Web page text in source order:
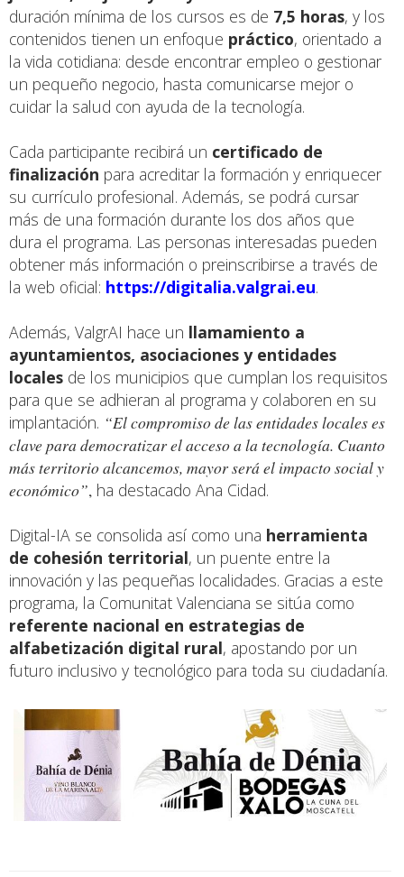
duración mínima de los cursos es de 7,5 horas, y los
contenidos tienen un enfoque práctico, orientado a
la vida cotidiana: desde encontrar empleo o gestionar
un pequeño negocio, hasta comunicarse mejor o
cuidar la salud con ayuda de la tecnología.
Cada participante recibirá un certificado de
finalización para acreditar la formación y enriquecer
su currículo profesional. Además, se podrá cursar
más de una formación durante los dos años que
dura el programa. Las personas interesadas pueden
obtener más información o preinscribirse a través de
la web oficial: https://digitalia.valgrai.eu.
Además, ValgrAI hace un llamamiento a
ayuntamientos, asociaciones y entidades
locales de los municipios que cumplan los requisitos
para que se adhieran al programa y colaboren en su
implantación. “El compromiso de las entidades locales es
clave para democratizar el acceso a la tecnología. Cuanto
más territorio alcancemos, mayor será el impacto social y
económico”, ha destacado Ana Cidad.
Digital-IA se consolida así como una herramienta
de cohesión territorial, un puente entre la
innovación y las pequeñas localidades. Gracias a este
programa, la Comunitat Valenciana se sitúa como
referente nacional en estrategias de
alfabetización digital rural, apostando por un
futuro inclusivo y tecnológico para toda su ciudadanía.